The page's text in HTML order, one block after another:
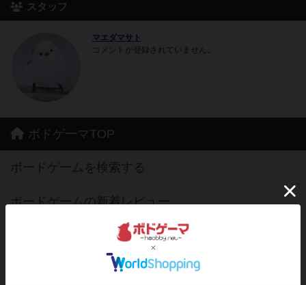
スタッフ
マエダマサト
コメントが登録されていません。
ボドゲーマTOP
ボードゲームを検索する
ボードゲームの新着レビュー
ボードゲーム会情報